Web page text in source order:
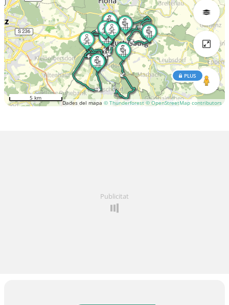
Dades del mapa © Thunderforest © OpenStreetMap contributors
PLUS
5 km
Publicitat